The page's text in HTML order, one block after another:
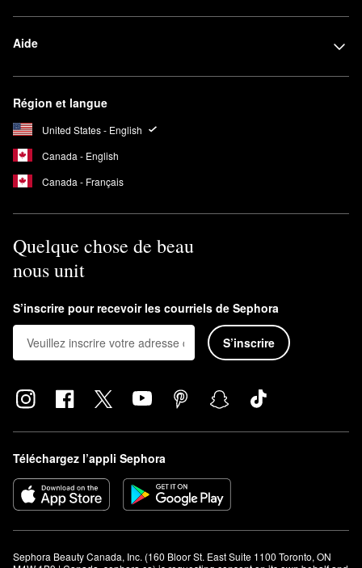
Aide
Région et langue
United States - English
Canada - English
Canada - Français
Quelque chose de beau
nous unit
S’inscrire pour recevoir les courriels de Sephora
S’inscrire
Téléchargez l’appli Sephora
Sephora Beauty Canada, Inc. (160 Bloor St. East Suite 1100 Toronto, ON